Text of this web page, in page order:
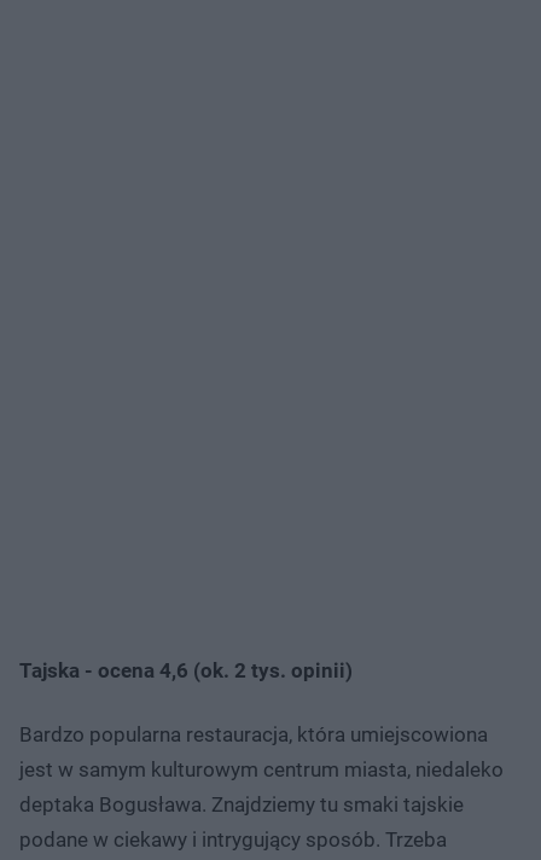
Tajska - ocena 4,6 (ok. 2 tys. opinii)
Bardzo popularna restauracja, która umiejscowiona
jest w samym kulturowym centrum miasta, niedaleko
deptaka Bogusława. Znajdziemy tu smaki tajskie
podane w ciekawy i intrygujący sposób. Trzeba